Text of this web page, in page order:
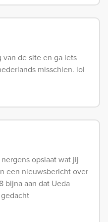
de site en ga iets
misschien. lol
opslaat wat jij
een nieuwsbericht over
bijna aan dat Ueda